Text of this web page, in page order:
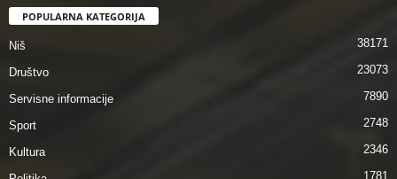
POPULARNA KATEGORIJA
Niš 38171
Društvo 23073
Servisne informacije 7890
Sport 2748
Kultura 2346
1781